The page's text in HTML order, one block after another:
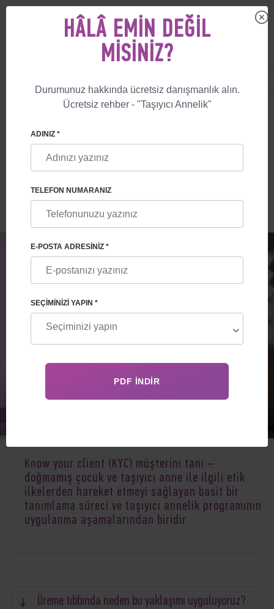
TAŞIYICI ANNELIK PROGRAMINA BAŞLAMADAN ÖNCE KYC
TAŞIYICI ANNELIK PROGRAMINA
BAŞLAMADAN ÖNCE KYC
Know your client (KYC) müşterini tanı –
doğmamış çocuk ve taşıyıcı anne ile ilgili etik
ilkelerden hareket etmeyi sağlayan basit bir
tanımlama süreci ve taşıyıcı annelik programının
uygulanma aşamalarından biridir.
Üreme tıbbında neden bu yaklaşımı uyguluyoruz?
HÂLÂ EMIN DEĞIL
MISINIZ?
Durumunuz hakkında ücretsiz danışmanlık alın.
Ücretsiz rehber - "Taşıyıcı Annelik"
ADINIZ *
TELEFON NUMARANIZ
E-POSTA ADRESINIZ *
SEÇIMINIZI YAPIN *